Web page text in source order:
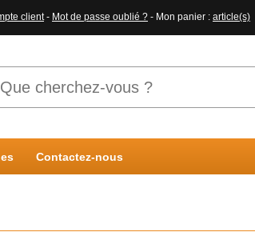
client- Mot de passe oublié ? - Mon panier : article(s)
Contactez-nous